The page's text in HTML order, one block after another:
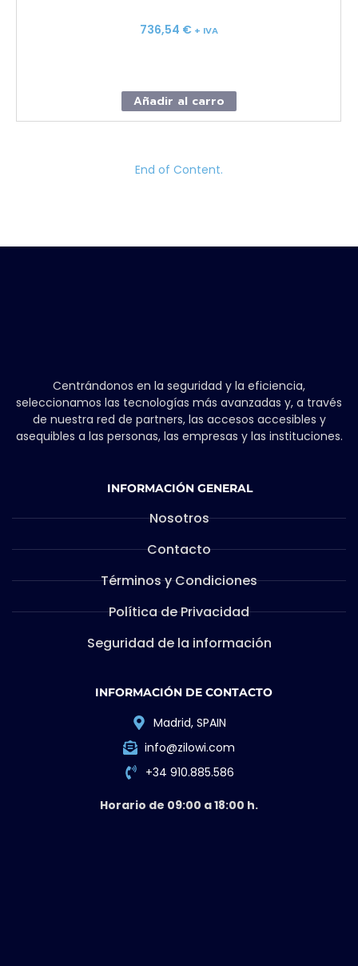
736,54 € + IVA
Añadir al carro
asequibles a las personas, las empresas y las instituciones.
INFORMACIÓN GENERAL
Contacto
Términos y Condiciones
Política de Privacidad
Seguridad de la información
INFORMACIÓN DE CONTACTO
info@zilowi.com
+34 910.885.586
Horario de 09:00 a 18:00 h.